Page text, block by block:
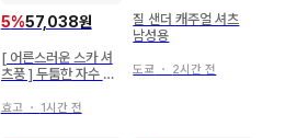
5%57,038원
[ 어른스러운 스카 셔
츠풍 ] 두툼한 자수 앵
셔츠 화이트
효고・ 1시간 전
질 샌더 캐주얼 셔츠
남성용
도쿄 ・ 2시간 전